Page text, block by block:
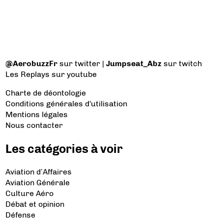
@AerobuzzFr sur twitter |Jumpseat_Abz sur twitch
Les Replays sur youtube
Charte de déontologie
Conditions générales d'utilisation
Mentions légales
Nous contacter
Les catégories à voir
Aviation d’Affaires
Aviation Générale
Culture Aéro
Débat et opinion
Défense